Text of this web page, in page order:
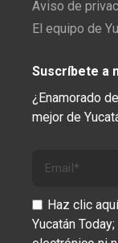
Aviso de
El equipo de
Suscríbete a
¿Enamorado
mejor de
Haz clic
Yucatán